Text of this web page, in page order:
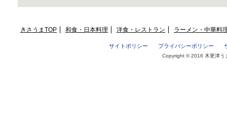
きさうまTOP 和食・日本料理 洋食・レストラン ラーメン・中華料
サイトポリシー プライバシーポリシー
Copyright © 2016 木更津